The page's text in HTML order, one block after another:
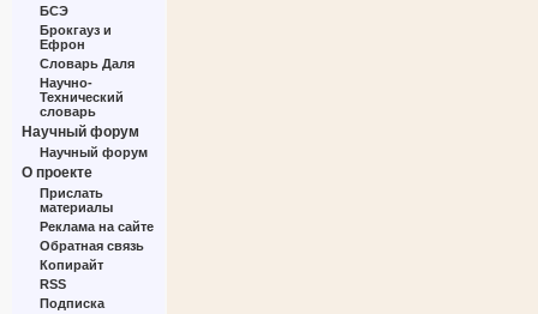
БСЭ
Брокгауз и
Ефрон
Словарь Даля
Научно-
Технический
словарь
Научный форум
Научный форум
О проекте
Прислать
материалы
Реклама на сайте
Обратная связь
Копирайт
RSS
Подписка